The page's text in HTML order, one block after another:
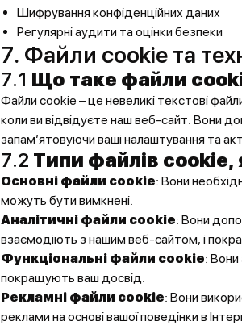
Шифрування конфіденційних даних
Регулярні аудити та оцінки безпеки
7. Файли cookie та
7.1 Що таке файли
Файли cookie – це невеликі текстові
коли ви відвідуєте наш веб-сайт. Вони
запам’ятовуючи ваші налаштування та
7.2 Типи файлів
Основні файли cookie: Вони
можуть бути вимкнені.
Аналітичні файли cookie: Вони
взаємодіють з нашим веб-сайтом, і
Функціональні файли cookie:
покращують ваш досвід.
Рекламні файли cookie: Вони
реклами на основі вашої поведінки в